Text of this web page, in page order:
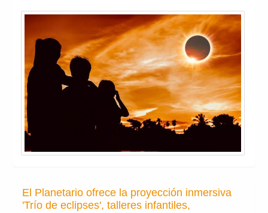
El Planetario ofrece la proyección inmersiva
'Trío de eclipses', talleres infantiles,